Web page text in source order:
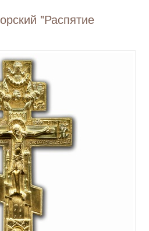
"Распятие